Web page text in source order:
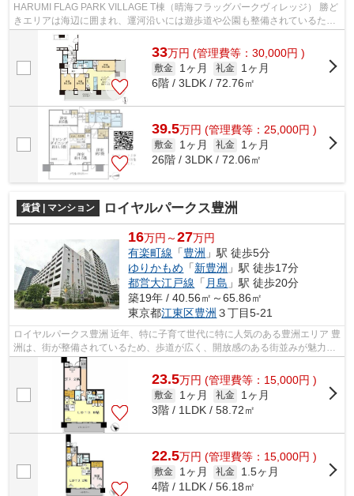
HARUMI FLAG PARK VILLAGE T棟（晴海フラッグパークヴィレッジ） 勝ど
きエリアは海辺に囲まれ、運河沿いには遊歩道や公園も整備されているた
め、マンション上階からは都心の夜景も見...
33万円 (管理費等：30,000円 )
敷金 1ヶ月 礼金
1ヶ月
6階 / 3LDK / 72.76㎡
39.5万円 (管理費等：25,000円 )
敷金 1ヶ月 礼金
1ヶ月
26階 / 3LDK / 72.06㎡
賃貸 | マンション ロイヤルパークス豊洲
16万円～27万円
有楽町線 「豊洲 」駅 徒歩5分
ゆりかもめ 「新豊洲 」駅 徒歩17分
都営大江戸線 「 月島 」駅 徒歩20分
築19年 / 40.56㎡～65.86㎡
東京都江東区豊洲 ３丁目5-21
ロイヤルパークス豊洲 近年、特に子育て世代に特に人気のある豊洲エリア 豊
洲は、街が整備されているため、歩道が広く、開放感のある街並みが魅力で
す。 スーパーや飲食店、ホーム...
23.5万円 (管理費等：15,000円 )
敷金 1ヶ月 礼金
1ヶ月
3階 / 1LDK / 58.72㎡
22.5万円 (管理費等：15,000円 )
敷金 1ヶ月 礼金
1.5ヶ月
4階 / 1LDK / 56.18㎡